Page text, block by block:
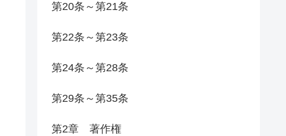
第20条～第21条
第22条～第23条
第24条～第28条
第29条～第35条
第2章 著作権